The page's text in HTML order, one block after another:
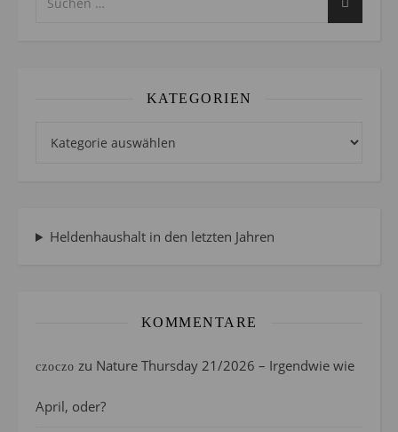
KATEGORIEN
Heldenhaushalt in den letzten Jahren
KOMMENTARE
czoczo zu Nature Thursday 21/2026 – Irgendwie wie
April, oder?